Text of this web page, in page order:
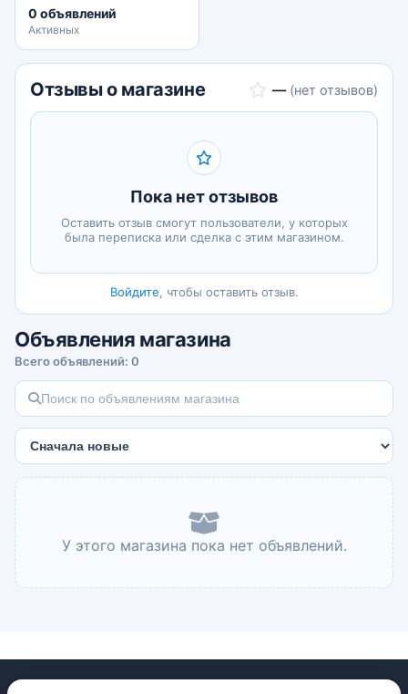
0 объявлений
Активных
Отзывы о магазине — (нет отзывов)
Пока нет отзывов
Оставить отзыв смогут пользователи, у которых
была переписка или сделка с этим магазином.
Войдите, чтобы оставить отзыв.
Объявления магазина
Всего объявлений: 0
У этого магазина пока нет объявлений.